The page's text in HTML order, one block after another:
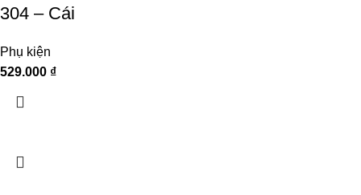
304 – Cái
Phụ kiện
529.000 ₫